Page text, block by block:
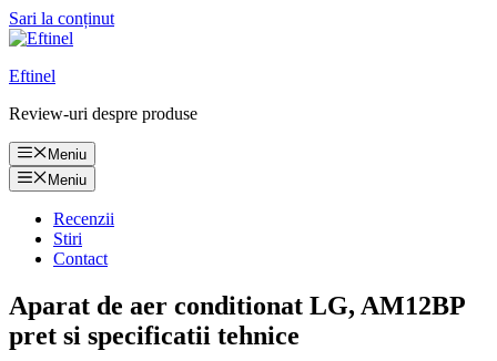
Sari la conținut
Eftinel
Review-uri despre produse
Meniu
Meniu
Recenzii
Stiri
Contact
Aparat de aer conditionat LG, AM12BP
pret si specificatii tehnice